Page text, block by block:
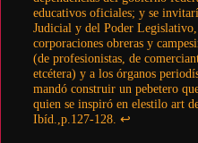
educativos oficiales; y se
Judicial y del Poder
corporaciones obreras y
(de profesionistas, de
etcétera) y a los órganos
mandó construir un pebetero
quien se inspiró en elestilo art
Ibíd.,p.127-128. ↩︎